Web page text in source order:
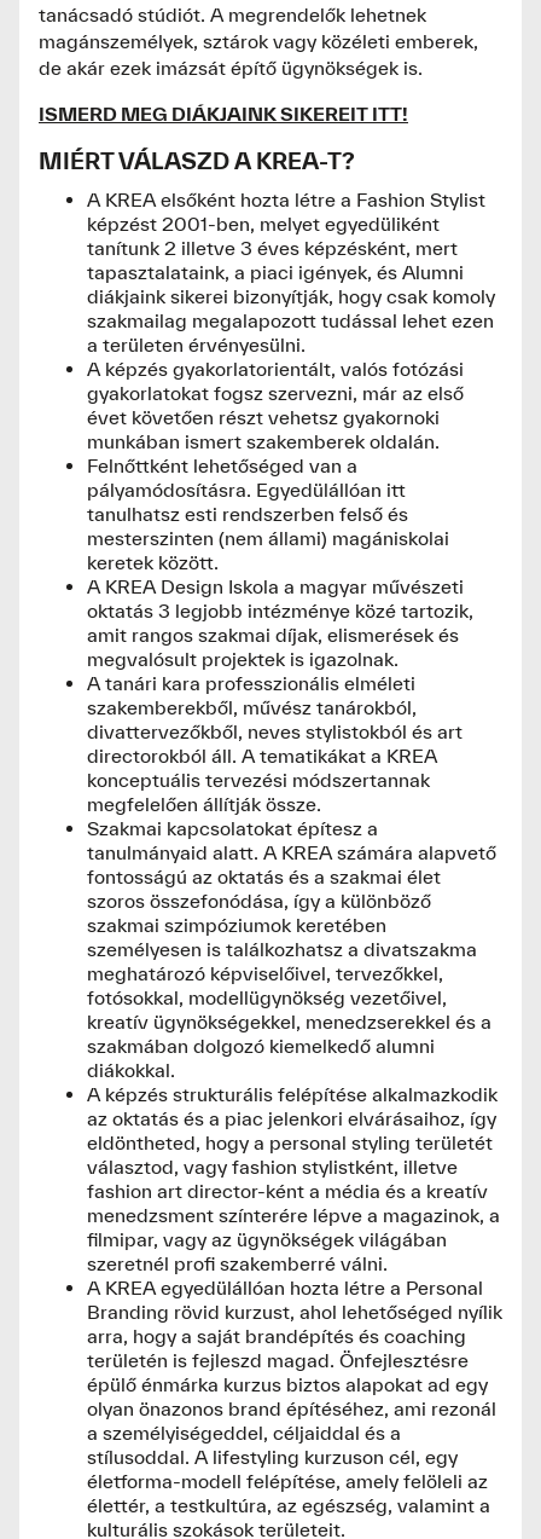
tanácsadó stúdiót. A megrendelők lehetnek
magánszemélyek, sztárok vagy közéleti emberek,
de akár ezek imázsát építő ügynökségek is.
ISMERD MEG DIÁKJAINK SIKEREIT ITT!
MIÉRT VÁLASZD A KREA-T?
A KREA elsőként hozta létre a Fashion Stylist
képzést 2001-ben, melyet egyedüliként
tanítunk 2 illetve 3 éves képzésként, mert
tapasztalataink, a piaci igények, és Alumni
diákjaink sikerei bizonyítják, hogy csak komoly
szakmailag megalapozott tudással lehet ezen
a területen érvényesülni.
A képzés gyakorlatorientált, valós fotózási
gyakorlatokat fogsz szervezni, már az első
évet követően részt vehetsz gyakornoki
munkában ismert szakemberek oldalán.
Felnőttként lehetőséged van a
pályamódosításra. Egyedülállóan itt
tanulhatsz esti rendszerben felső és
mesterszinten (nem állami) magániskolai
keretek között.
A KREA Design Iskola a magyar művészeti
oktatás 3 legjobb intézménye közé tartozik,
amit rangos szakmai díjak, elismerések és
megvalósult projektek is igazolnak.
A tanári kara professzionális elméleti
szakemberekből, művész tanárokból,
divattervezőkből, neves stylistokból és art
directorokból áll. A tematikákat a KREA
konceptuális tervezési módszertannak
megfelelően állítják össze.
Szakmai kapcsolatokat építesz a
tanulmányaid alatt. A KREA számára alapvető
fontosságú az oktatás és a szakmai élet
szoros összefonódása, így a különböző
szakmai szimpóziumok keretében
személyesen is találkozhatsz a divatszakma
meghatározó képviselőivel, tervezőkkel,
fotósokkal, modellügynökség vezetőivel,
kreatív ügynökségekkel, menedzserekkel és a
szakmában dolgozó kiemelkedő alumni
diákokkal.
A képzés strukturális felépítése alkalmazkodik
az oktatás és a piac jelenkori elvárásaihoz, így
eldöntheted, hogy a personal styling területét
választod, vagy fashion stylistként, illetve
fashion art director-ként a média és a kreatív
menedzsment színterére lépve a magazinok, a
filmipar, vagy az ügynökségek világában
szeretnél profi szakemberré válni.
A KREA egyedülállóan hozta létre a Personal
Branding rövid kurzust, ahol lehetőséged nyílik
arra, hogy a saját brandépítés és coaching
területén is fejleszd magad. Önfejlesztésre
épülő énmárka kurzus biztos alapokat ad egy
olyan önazonos brand építéséhez, ami rezonál
a személyiségeddel, céljaiddal és a
stílusoddal. A lifestyling kurzuson cél, egy
életforma-modell felépítése, amely felöleli az
élettér, a testkultúra, az egészség, valamint a
kulturális szokások területeit.